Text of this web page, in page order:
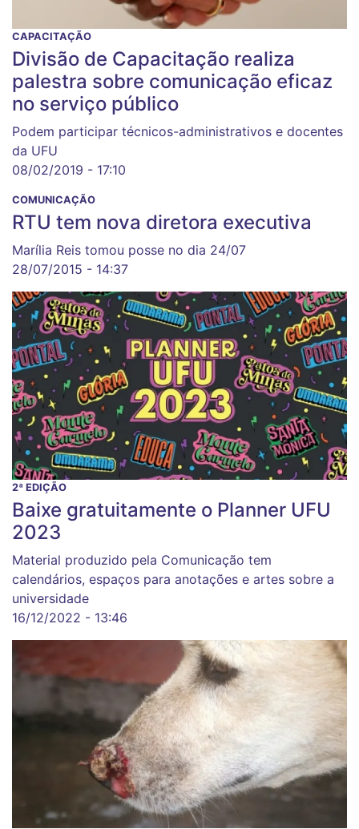
CAPACITAÇÃO
Divisão de Capacitação realiza
palestra sobre comunicação eficaz
no serviço público
Podem participar técnicos-administrativos e docentes
da UFU
08/02/2019 - 17:10
COMUNICAÇÃO
RTU tem nova diretora executiva
Marília Reis tomou posse no dia 24/07
28/07/2015 - 14:37
2ª EDIÇÃO
Baixe gratuitamente o Planner UFU
2023
Material produzido pela Comunicação tem
calendários, espaços para anotações e artes sobre a
universidade
16/12/2022 - 13:46